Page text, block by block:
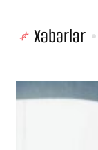
Xəbərlər